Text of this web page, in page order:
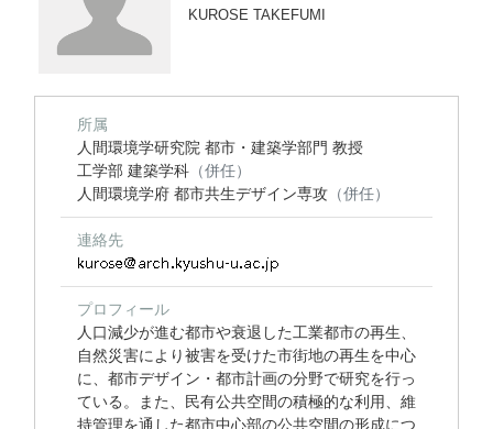
KUROSE TAKEFUMI
所属
人間環境学研究院 都市・建築学部門 教授
工学部 建築学科 （併任）
人間環境学府 都市共生デザイン専攻 （併任）
連絡先
プロフィール
人口減少が進む都市や衰退した工業都市の再生、
自然災害により被害を受けた市街地の再生を中心
に、都市デザイン・都市計画の分野で研究を行っ
ている。また、民有公共空間の積極的な利用、維
持管理を通した都市中心部の公共空間の形成につ